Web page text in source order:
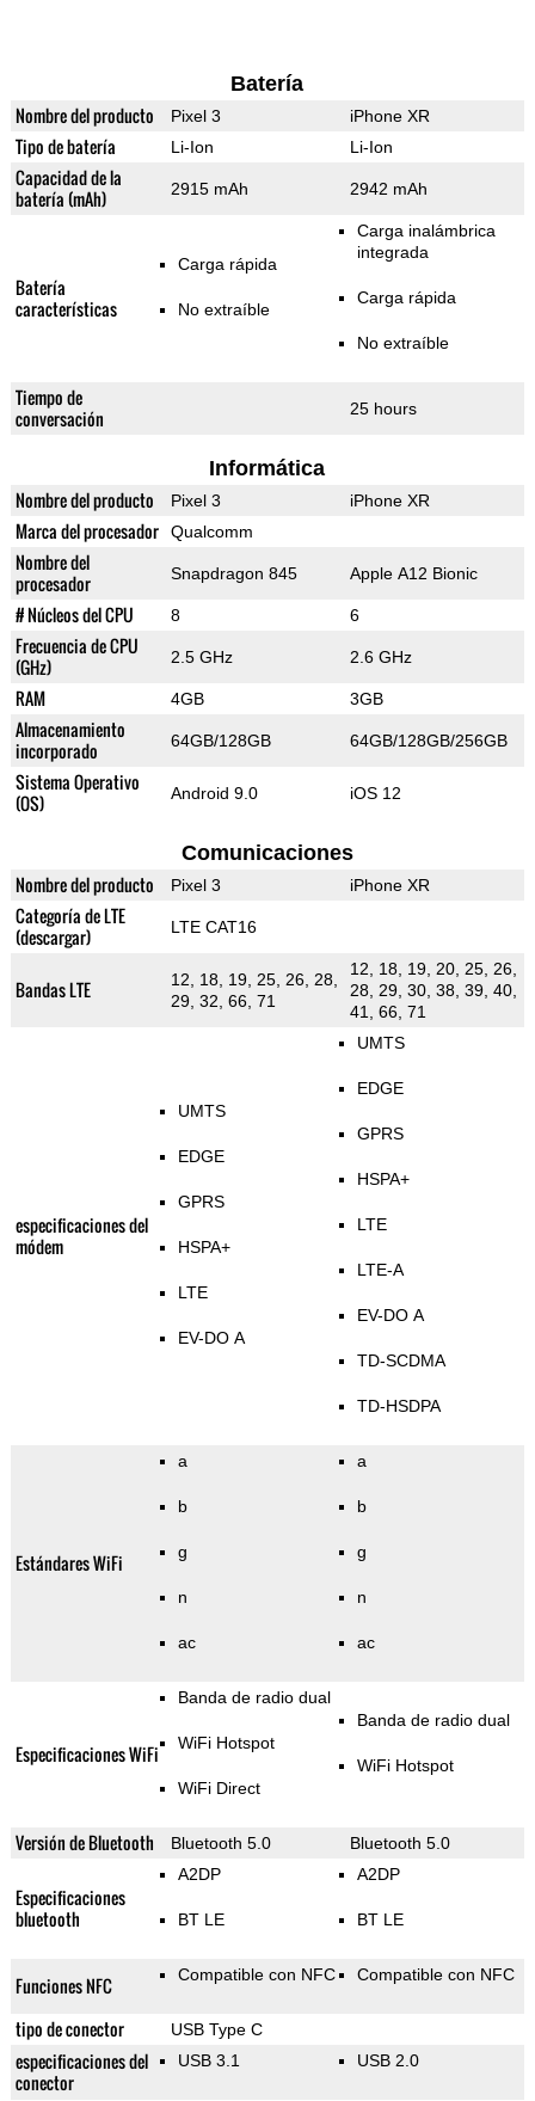
Batería
Nombre del producto Pixel 3 iPhone XR
Tipo de batería Li-Ion Li-Ion
Capacidad de la
batería (mAh)
2915 mAh 2942 mAh
Batería
características
Carga rápida
No extraíble
Carga inalámbrica
integrada
Carga rápida
No extraíble
Tiempo de
conversación
25 hours
Informática
Nombre del producto Pixel 3 iPhone XR
Marca del procesador Qualcomm
Nombre del
procesador
Snapdragon 845 Apple A12 Bionic
# Núcleos del CPU 8 6
Frecuencia de CPU
(GHz)
2.5 GHz 2.6 GHz
RAM 4GB 3GB
Almacenamiento
incorporado
64GB/128GB 64GB/128GB/256GB
Sistema Operativo
(OS)
Android 9.0 iOS 12
Comunicaciones
Nombre del producto Pixel 3 iPhone XR
Categoría de LTE
(descargar)
LTE CAT16
Bandas LTE
12, 18, 19, 25, 26, 28,
29, 32, 66, 71
12, 18, 19, 20, 25, 26,
28, 29, 30, 38, 39, 40,
41, 66, 71
especificaciones del
módem
UMTS
EDGE
GPRS
HSPA+
LTE
EV-DO A
UMTS
EDGE
GPRS
HSPA+
LTE
LTE-A
EV-DO A
TD-SCDMA
TD-HSDPA
Estándares WiFi
a
b
g
n
ac
a
b
g
n
ac
Especificaciones WiFi
Banda de radio dual
WiFi Hotspot
WiFi Direct
Banda de radio dual
WiFi Hotspot
Versión de Bluetooth Bluetooth 5.0 Bluetooth 5.0
Especificaciones
bluetooth
A2DP
BT LE
A2DP
BT LE
Funciones NFC Compatible con NFC Compatible con NFC
tipo de conector USB Type C
especificaciones del
conector
USB 3.1 USB 2.0